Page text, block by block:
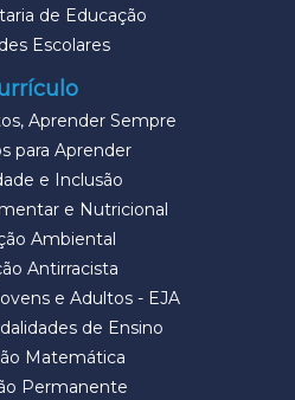
de Educação
Escolares
Aprender Sempre
para Aprender
e Inclusão
e Nutricional
Ambiental
Antirracista
e Adultos - EJA
de Ensino
Matemática
Permanente